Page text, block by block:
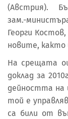
(Австрия).
зам.-
Георги
новите, както
На срещата
доклад за
дейността на
той е
са били от